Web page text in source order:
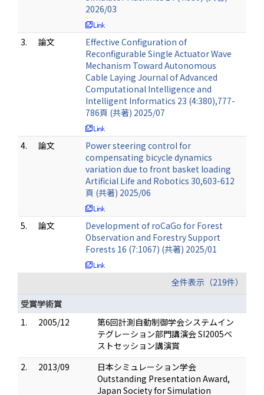
2026/03
3. 論文
Effective Configuration of
Reconfigurable Single Actuator Wave
Mechanism Toward Autonomous
Cable Laying Journal of Advanced
Computational Intelligence and
Intelligent Informatics 23 (4:380),777-
786頁 (共著) 2025/07
4. 論文
Power steering control for
compensating bicycle dynamics
variation due to front basket loading
Artificial Life and Robotics 30,603-612
頁 (共著) 2025/06
5. 論文
Development of roCaGo for Forest
Observation and Forestry Support
Forests 16 (7:1067) (共著) 2025/01
全件表示（219件）
受賞学術賞
1.
2005/12
第6回計測自動制御学会システムイン
テグレーション部門講演会 SI2005ベ
ストセッション講演賞
2.
2013/09
日本シミュレーション学会
Outstanding Presentation Award,
Japan Society for Simulation